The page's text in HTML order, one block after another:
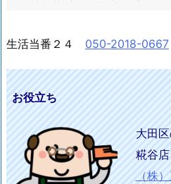
生活当番２４ 050-2018-0667
お役立ち
大田
糀谷
（株